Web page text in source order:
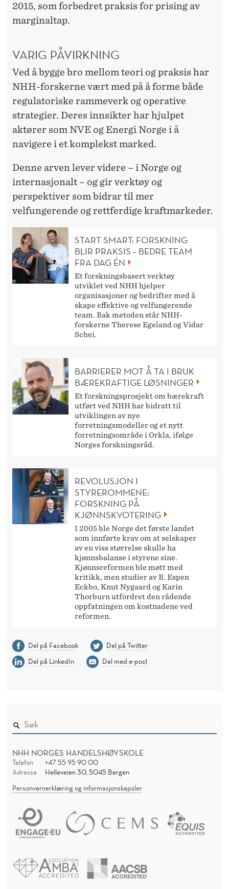
2015, som forbedret praksis for prising av
marginaltap.
VARIG PÅVIRKNING
Ved å bygge bro mellom teori og praksis har
NHH-forskerne vært med på å forme både
regulatoriske rammeverk og operative
strategier. Deres innsikter har hjulpet
aktører som NVE og Energi Norge i å
navigere i et komplekst marked.
Denne arven lever videre – i Norge og
internasjonalt – og gir verktøy og
perspektiver som bidrar til mer
velfungerende og rettferdige kraftmarkeder.
START SMART: FORSKNING
BLIR PRAKSIS – BEDRE TEAM
FRA DAG ÉN
Et forskningsbasert verktøy
utviklet ved NHH hjelper
organisasjoner og bedrifter med å
skape effektive og velfungerende
team. Bak metoden står NHH-
forskerne Therese Egeland og Vidar
Schei.
BARRIERER MOT Å TA I BRUK
BÆREKRAFTIGE LØSNINGER
Et forskningsprosjekt om bærekraft
utført ved NHH har bidratt til
utviklingen av nye
forretningsmodeller og et nytt
forretningsområde i Orkla, ifølge
Norges forskningsråd.
REVOLUSJON I
STYREROMMENE:
FORSKNING PÅ
KJØNNSKVOTERING
I 2005 ble Norge det første landet
som innførte krav om at selskaper
av en viss størrelse skulle ha
kjønnsbalanse i styrene sine.
Kjønnsreformen ble møtt med
kritikk, men studier av B. Espen
Eckbo, Knut Nygaard og Karin
Thorburn utfordret den rådende
oppfatningen om kostnadene ved
reformen.
Del på Facebook
Del på Twitter
Del på LinkedIn
Del med e-post
NHH NORGES HANDELSHØYSKOLE
Telefon
+47 55 95 90 00
Adresse
Helleveien 30, 5045 Bergen
Personvernerklæring og informasjonskapsler